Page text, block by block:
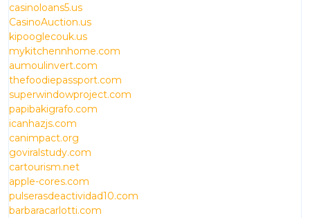
casinoloans5.us
CasinoAuction.us
kipooglecouk.us
mykitchennhome.com
aumoulinvert.com
thefoodiepassport.com
superwindowproject.com
papibakigrafo.com
icanhazjs.com
canimpact.org
goviralstudy.com
cartourism.net
apple-cores.com
pulserasdeactividad10.com
barbaracarlotti.com